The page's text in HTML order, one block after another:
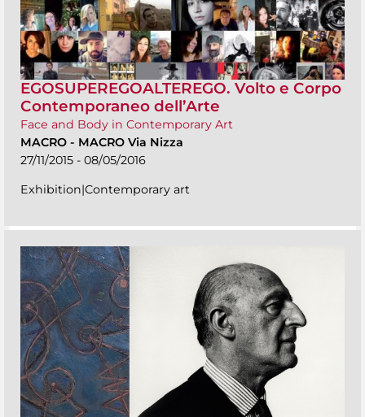
EGOSUPEREGOALTEREGO. Volto e Corpo
Contemporaneo dell’Arte
Face and Body in Contemporary Art
MACRO - MACRO Via Nizza
27/11/2015 - 08/05/2016
Exhibition|Contemporary art